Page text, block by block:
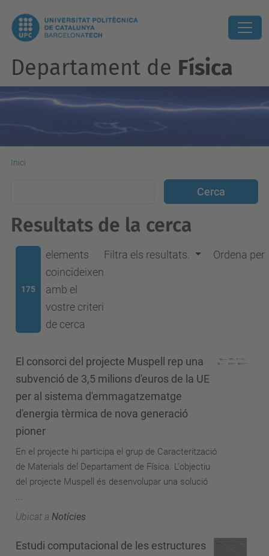
Departament de Física
Inici
Resultats de la cerca
175
elements
coincideixen
amb el
vostre criteri
de cerca
Filtra els resultats. Ordena per
El consorci del projecte Muspell rep una
subvenció de 3,5 milions d'euros de la UE
per al sistema d'emmagatzematge
d'energia tèrmica de nova generació
pioner
En el projecte hi participa el grup de Caracterització
de Materials del Departament de Física. L'objectiu
del projecte Muspell és desenvolupar una solució
Ubicat a Notícies
Estudi computacional de les estructures